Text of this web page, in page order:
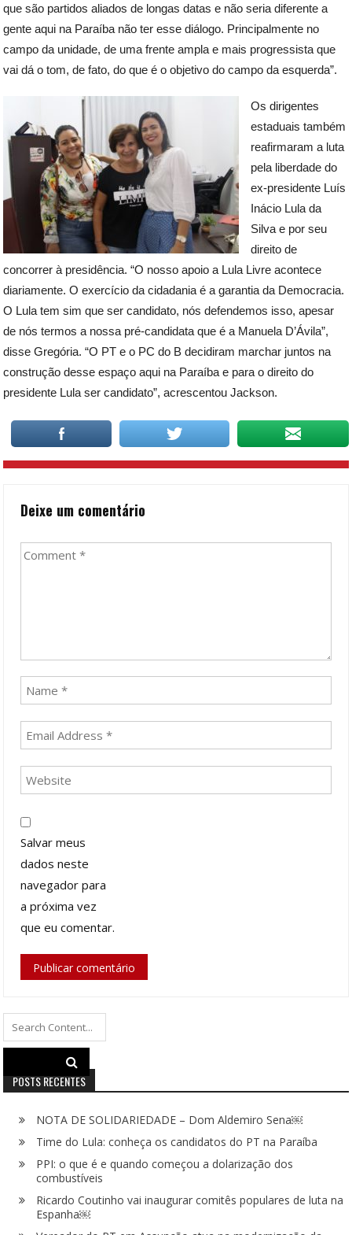
que são partidos aliados de longas datas e não seria diferente a
gente aqui na Paraíba não ter esse diálogo. Principalmente no
campo da unidade, de uma frente ampla e mais progressista que
vai dá o tom, de fato, do que é o objetivo do campo da esquerda”.
Os dirigentes
estaduais também
reafirmaram a luta
pela liberdade do
ex-presidente Luís
Inácio Lula da
Silva e por seu
direito de
concorrer à presidência. “O nosso apoio a Lula Livre acontece
diariamente. O exercício da cidadania é a garantia da Democracia.
O Lula tem sim que ser candidato, nós defendemos isso, apesar
de nós termos a nossa pré-candidata que é a Manuela D’Ávila”,
disse Gregória. “O PT e o PC do B decidiram marchar juntos na
construção desse espaço aqui na Paraíba e para o direito do
presidente Lula ser candidato”, acrescentou Jackson.
Deixe um comentário
Salvar meus
dados neste
navegador para
a próxima vez
que eu comentar.
Search
for:
POSTS RECENTES
NOTA DE SOLIDARIEDADE – Dom Aldemiro Sena￼
Time do Lula: conheça os candidatos do PT na Paraíba
PPI: o que é e quando começou a dolarização dos
combustíveis
Ricardo Coutinho vai inaugurar comitês populares de luta na
Espanha￼